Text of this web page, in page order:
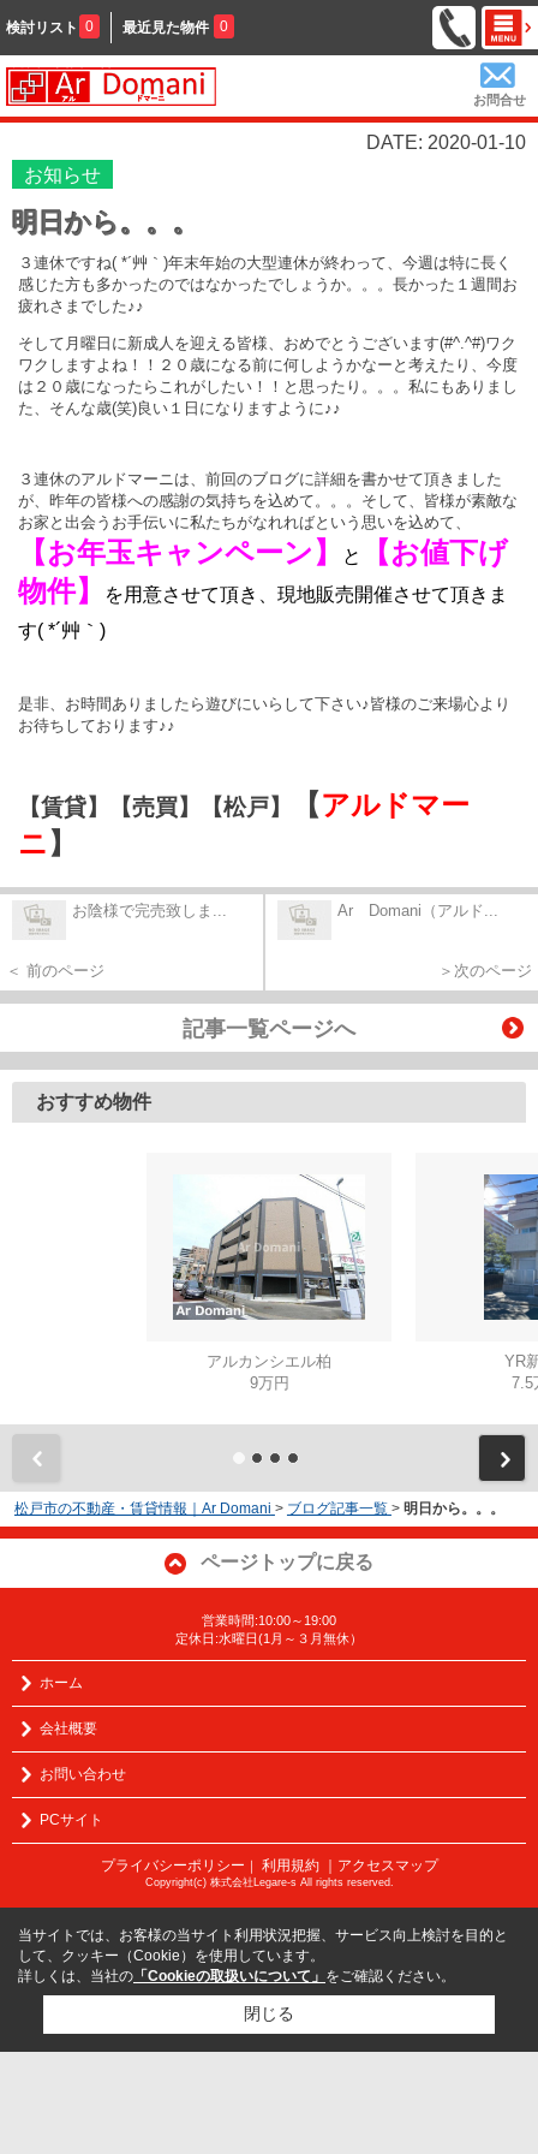
検討リスト 0 最近見た物件 0
お問合せ
DATE: 2020-01-10
お知らせ
明日から。。。
３連休ですね( *´艸｀)年末年始の大型連休が終わって、今週は特に長く
感じた方も多かったのではなかったでしょうか。。。長かった１週間お
疲れさまでした♪♪
そして月曜日に新成人を迎える皆様、おめでとうございます(#^.^#)ワク
ワクしますよね！！２０歳になる前に何しようかなーと考えたり、今度
は２０歳になったらこれがしたい！！と思ったり。。。私にもありまし
た、そんな歳(笑)良い１日になりますように♪♪
３連休のアルドマーニは、前回のブログに詳細を書かせて頂きました
が、昨年の皆様への感謝の気持ちを込めて。。。そして、皆様が素敵な
お家と出会うお手伝いに私たちがなれればという思いを込めて、
【お年玉キャンペーン】 と
【お値下げ
物件】
を用意させて頂き、現地販売開催させて頂きま
す( *´艸｀)
是非、お時間ありましたら遊びにいらして下さい♪皆様のご来場心より
お待ちしております♪♪
【賃貸】【売買】【松戸】 【アルドマー
ニ 】
お陰様で完売致しま...
＜ 前のページ
Ar Domani（アルド...
＞次のページ
記事一覧ページへ
おすすめ物件
アルカンシエル柏
9万円
YR
7.5
松戸市の不動産・賃貸情報｜Ar Domani > ブログ記事一覧 > 明日から。。。
ページトップに戻る
営業時間:10:00～19:00
定休日:水曜日(1月～３月無休）
ホーム
会社概要
お問い合わせ
PCサイト
プライバシーポリシー ｜ 利用規約 ｜アクセスマップ
Copyright(c) 株式会社Legare-s All rights reserved.
当サイトでは、お客様の当サイト利用状況把握、サービス向上検討を目的と
して、クッキー（Cookie）を使用しています。
詳しくは、当社の 「Cookieの取扱いについて」 をご確認ください。
閉じる